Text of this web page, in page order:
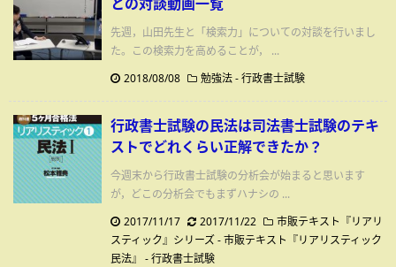
先週，山田先生と「検索力」についての対談を行いまし
た。この検索力を高めることが， ...
2018/08/08
勉強法-行政書士試験
行政書士試験の民法は司法書士試験のテキ
ストでどれくらい正解できたか？
今週末から行政書士試験の分析会が始まると思います
が，どこの分析会でもまずハナシの ...
2017/11/17
2017/11/22
市販テキスト『リアリ
スティック』シリーズ - 市販テキスト『リアリスティック
民法』 -行政書士試験